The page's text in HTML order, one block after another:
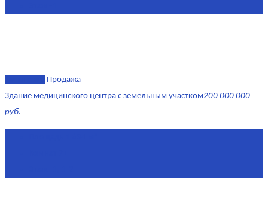
Продажа
Здание медицинского центра с земельным участком200 000 000
руб.